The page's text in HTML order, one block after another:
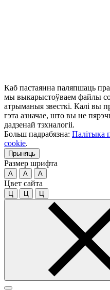
Каб пастаянна паляпшаць
мы выкарыстоўваем файлы
атрыманыя звесткі. Калі вы
гэта азначае, што вы не
дадзенай тэхналогіі.
Больш падрабязна: Палітыка
cookie.
Прыняць
Размер шрифта
A A A
Цвет сайта
Ц Ц Ц